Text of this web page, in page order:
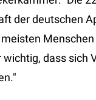
der deutschen
dass sich